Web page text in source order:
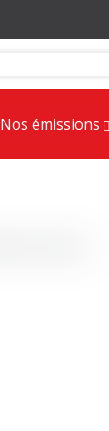
Nos émissions